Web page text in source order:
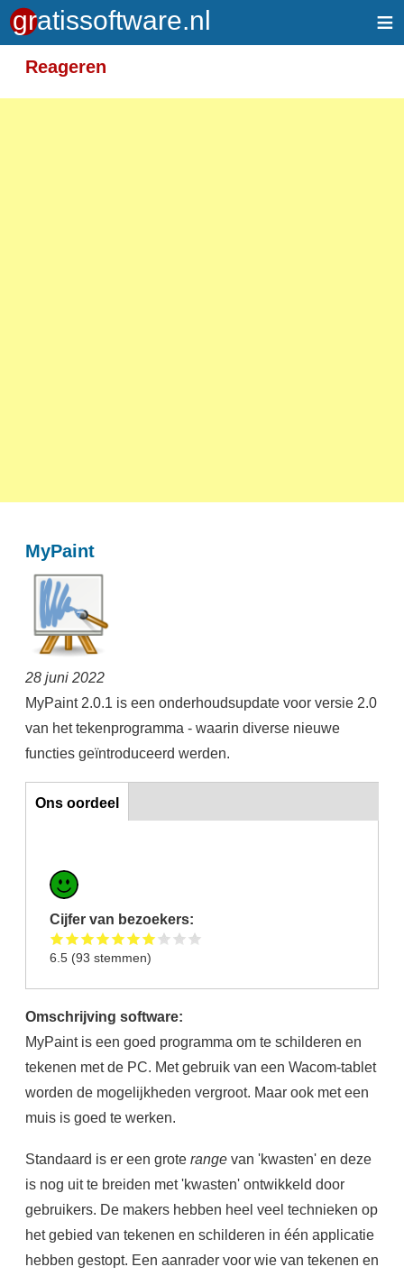
≡
Reageren
MyPaint
28 juni 2022
MyPaint 2.0.1 is een onderhoudsupdate voor versie 2.0
van het tekenprogramma - waarin diverse nieuwe
functies geïntroduceerd werden.
Horizontal Tabs
Ons oordeel
Cijfer van bezoekers:
6.5 (93 stemmen)
Omschrijving software:
MyPaint is een goed programma om te schilderen en
tekenen met de PC. Met gebruik van een Wacom-tablet
worden de mogelijkheden vergroot. Maar ook met een
muis is goed te werken.
Standaard is er een grote rangevan 'kwasten' en deze
is nog uit te breiden met 'kwasten' ontwikkeld door
gebruikers. De makers hebben heel veel technieken op
het gebied van tekenen en schilderen in één applicatie
hebben gestopt. Een aanrader voor wie van tekenen en